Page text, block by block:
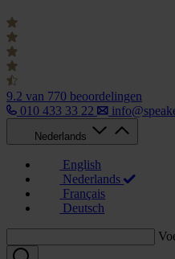
9.2 van 770 beoordelingen
010 433 33 22
Nederlands
English
Nederlands
Français
Deutsch